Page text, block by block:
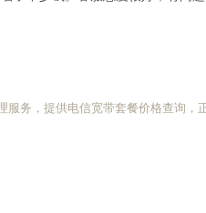
服务，提供电信宽带套餐价格查询，